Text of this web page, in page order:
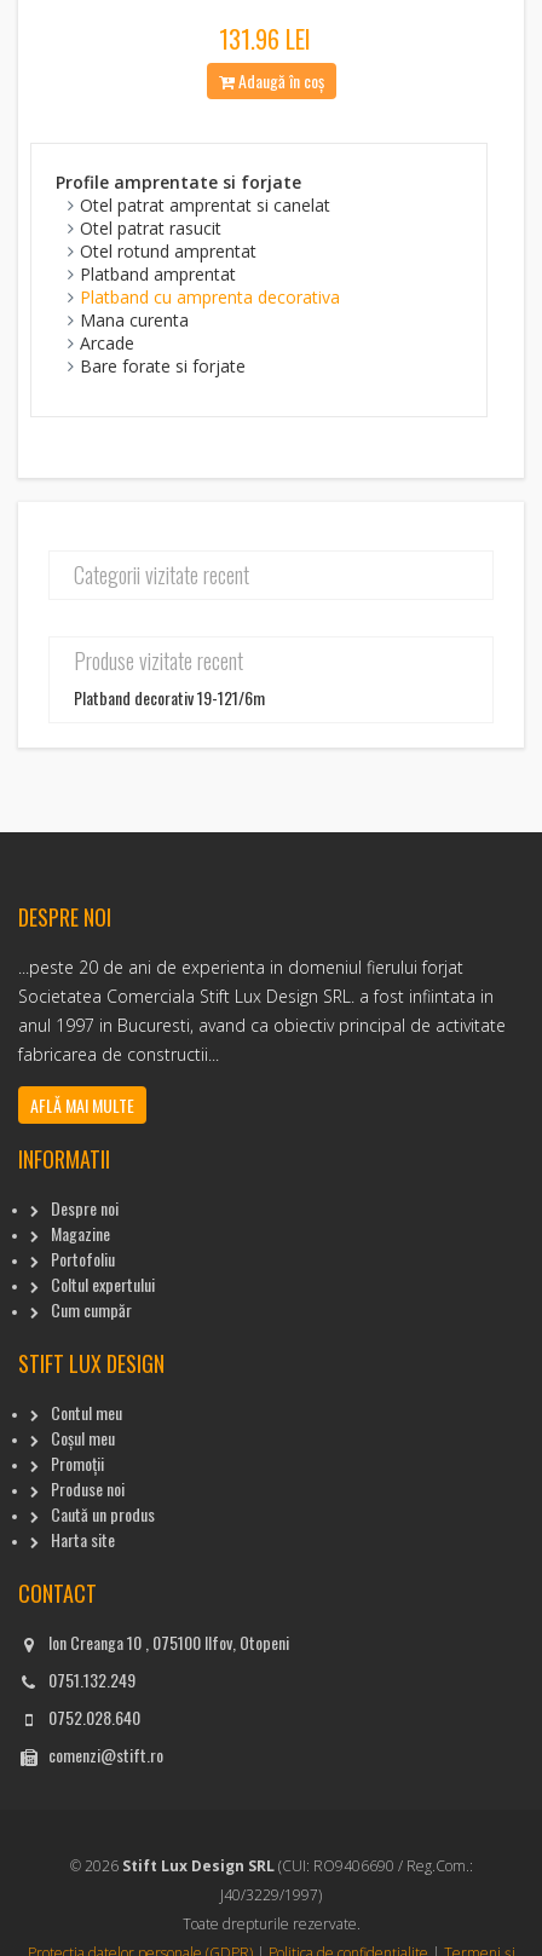
131.96 LEI
Adaugă în coș
Profile amprentate si forjate
Otel patrat amprentat si canelat
Otel patrat rasucit
Otel rotund amprentat
Platband amprentat
Platband cu amprenta decorativa
Mana curenta
Arcade
Bare forate si forjate
Categorii vizitate recent
Produse vizitate recent
Platband decorativ 19-121/6m
DESPRE NOI
...peste 20 de ani de experienta in domeniul fierului forjat
Societatea Comerciala Stift Lux Design SRL. a fost infiintata in
anul 1997 in Bucuresti, avand ca obiectiv principal de activitate
fabricarea de constructii...
AFLĂ MAI MULTE
INFORMATII
Despre noi
Magazine
Portofoliu
Coltul expertului
Cum cumpăr
STIFT LUX DESIGN
Contul meu
Coșul meu
Promoții
Produse noi
Caută un produs
Harta site
CONTACT
Ion Creanga 10 , 075100 Ilfov, Otopeni
0751.132.249
0752.028.640
comenzi@stift.ro
© 2026 Stift Lux Design SRL(CUI: RO9406690 / Reg.Com.:
J40/3229/1997)
Toate drepturile rezervate.